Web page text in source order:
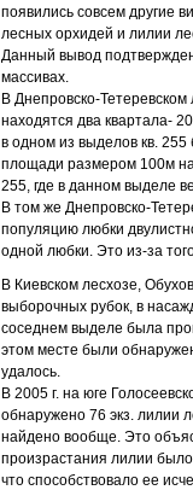
появились совсем другие
лесных орхидей и лилии
Данный вывод
массивах.
В Днепровско-
находятся два квартала-
в одном из выделов кв.
площади размером 100м на
255, где в данном выделе
В том же Днепровско-
популяцию любки
одной любки. Это из-за
В Киевском лесхозе,
выборочных рубок, в
соседнем выделе была
этом месте были
удалось.
В 2005 г. на юге
обнаружено 76 экз. лилии
найдено вообще. Это
произрастания лилии
что способствовало ее